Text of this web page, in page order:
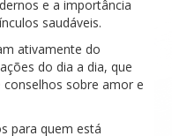
e a importância
saudáveis.
ativamente do
do dia a dia, que
sobre amor e
para quem está